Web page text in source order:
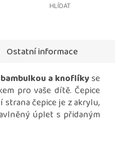
HLÍDAT
Ostatní informace
a knoflíkyse
pro vaše dítě. Čepice
čepice je z akrylu,
úplet s přidaným